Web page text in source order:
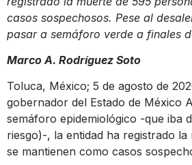
casos sospechosos. Pese al
pasar a semáforo verde a finales
Marco A. Rodríguez Soto
Toluca, México; 5 de agosto de
gobernador del Estado de México
semáforo epidemiológico -que iba
riesgo)-, la entidad ha registrado
se mantienen como casos